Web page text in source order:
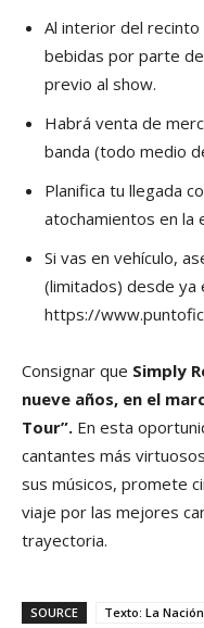
Al interior del
bebidas por parte
previo al show.
Habrá venta de
banda (todo medio
Planifica tu llegada
atochamientos en la
Si vas en vehículo,
(limitados) desde ya
https://
Consignar que Simply
nueve años, en el
Tour”. En esta
cantantes más
sus músicos, promete
viaje por las mejores
trayectoria.
SOURCE
Texto: La